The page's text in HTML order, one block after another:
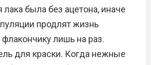
лака была без ацетона, иначе
продлят жизнь
лишь на раз.
для краски. Когда нежные